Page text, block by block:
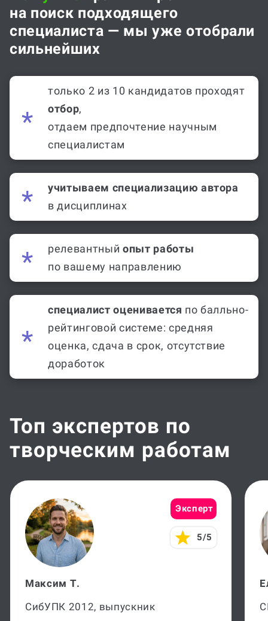
на поиск подходящего
специалиста — мы уже отобрали
сильнейших
только 2 из 10 кандидатов проходят
отбор,
отдаем предпочтение научным
специалистам
учитываем специализацию автора
в дисциплинах
релевантный опыт работы
по вашему направлению
специалист оценивается по балльно-
рейтинговой системе: средняя
оценка, сдача в срок, отсутствие
доработок
Топ экспертов по
творческим работам
Эксперт
5/5
Максим Т.
СибУПК 2012, выпускник